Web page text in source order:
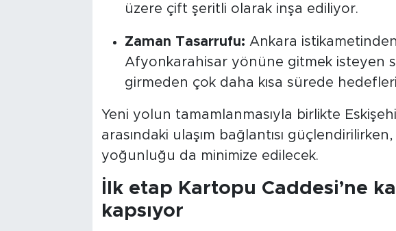
üzere çift şeritli olarak inşa ediliyor.
Zaman Tasarrufu: Ankara
Afyonkarahisar yönüne gitmek isteyen
girmeden çok daha kısa sürede
Yeni yolun tamamlanmasıyla birlikte
arasındaki ulaşım bağlantısı
yoğunluğu da minimize edilecek.
İlk etap Kartopu Caddesi’ne
kapsıyor